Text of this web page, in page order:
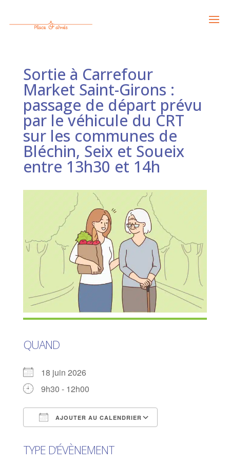
Sortie à Carrefour
Market Saint-Girons :
passage de départ prévu
par le véhicule du CRT
sur les communes de
Bléchin, Seix et Soueix
entre 13h30 et 14h
QUAND
18 juin 2026
9h30 - 12h00
AJOUTER AU CALENDRIER
TYPE D’ÉVÈNEMENT